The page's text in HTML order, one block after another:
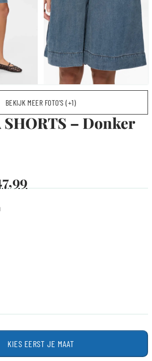
BEKIJK MEER FOTO’S (+1)
– Donker
KIES EERST JE MAAT